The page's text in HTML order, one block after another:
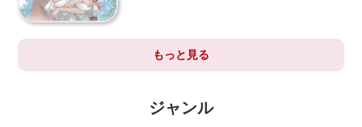
もっと見る
ジャンル